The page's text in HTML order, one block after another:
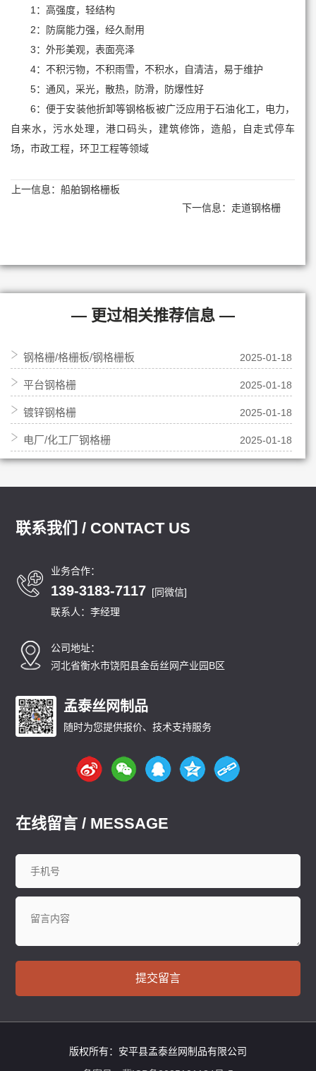
1：高强度，轻结构
2：防腐能力强，经久耐用
3：外形美观，表面亮泽
4：不积污物，不积雨雪，不积水，自清洁，易于维护
5：通风，采光，散热，防滑，防爆性好
6：便于安装他折卸等钢格板被广泛应用于石油化工，电力，
自来水，污水处理，港口码头，建筑修饰，造船，自走式停车
场，市政工程，环卫工程等领域
上一信息： 船舶钢格栅板
下一信息：走道钢格栅
— 更过相关推荐信息 —
钢格栅/格栅板/钢格栅板 2025-01-18
平台钢格栅 2025-01-18
镀锌钢格栅 2025-01-18
电厂/化工厂钢格栅 2025-01-18
联系我们 / CONTACT US
业务合作：
139-3183-7117 [同微信]
联系人：李经理
公司地址：
河北省衡水市饶阳县金岳丝网产业园B区
孟泰丝网制品
随时为您提供报价、技术支持服务
在线留言 / MESSAGE
提交留言
版权所有：安平县孟泰丝网制品有限公司